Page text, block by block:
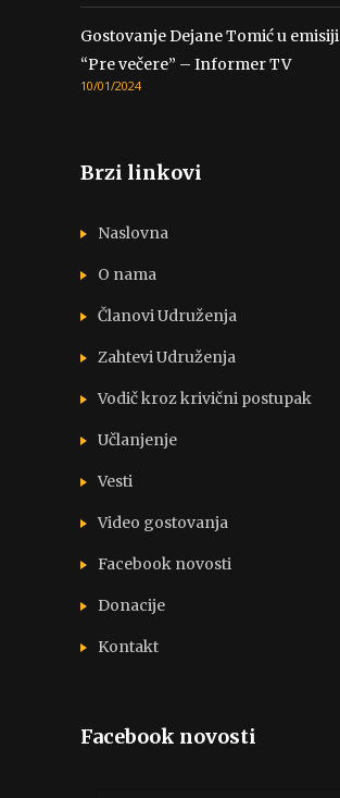
Gostovanje Dejane Tomić u emisiji
“Pre večere” – Informer TV
10/01/2024
Brzi linkovi
Naslovna
O nama
Članovi Udruženja
Zahtevi Udruženja
Vodič kroz krivični postupak
Učlanjenje
Vesti
Video gostovanja
Facebook novosti
Donacije
Kontakt
Facebook novosti